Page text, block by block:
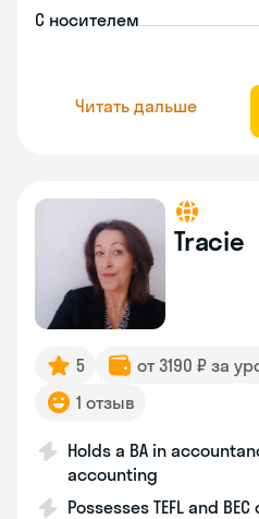
С носителем
Читать дальше
Tracie
5 от 3190 ₽ за
1 отзыв
Holds a BA in
accounting
Possesses TEFL and